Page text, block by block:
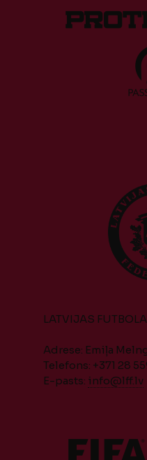
LATVIJAS
Adrese: Emiļa
Telefons: +371 28
E-pasts: info@lff.lv